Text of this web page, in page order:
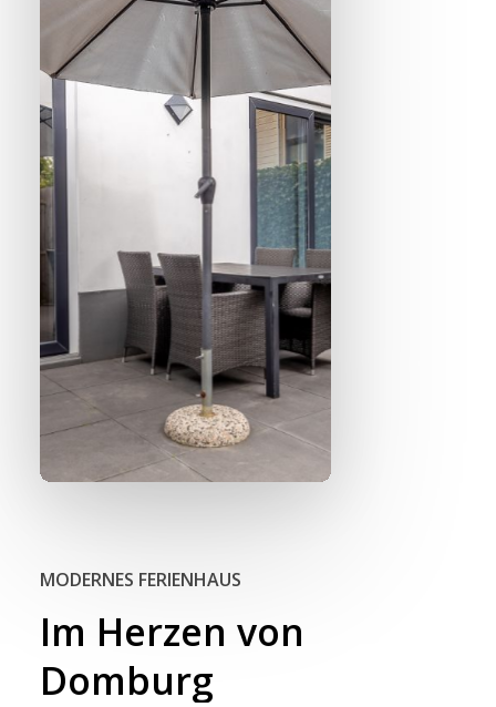
MODERNES FERIENHAUS
Im Herzen von
Domburg